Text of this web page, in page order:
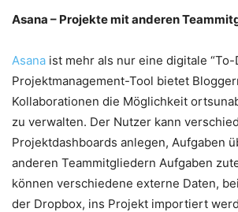
Asana – Projekte mit anderen
Asana ist mehr als nur eine digitale “To-
Projektmanagement-Tool bietet
Kollaborationen die Möglichkeit
zu verwalten. Der Nutzer kann
Projektdashboards anlegen, Aufgaben
anderen Teammitgliedern Aufgaben
können verschiedene externe Daten,
der Dropbox, ins Projekt importiert